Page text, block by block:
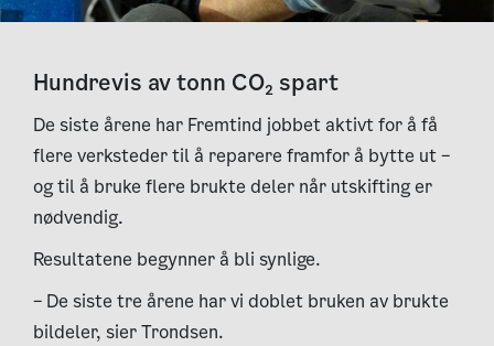
Hundrevis av tonn CO₂ spart
De siste årene har Fremtind jobbet aktivt for å få
flere verksteder til å reparere framfor å bytte ut –
og til å bruke flere brukte deler når utskifting er
nødvendig.
Resultatene begynner å bli synlige.
– De siste tre årene har vi doblet bruken av brukte
bildeler, sier Trondsen.